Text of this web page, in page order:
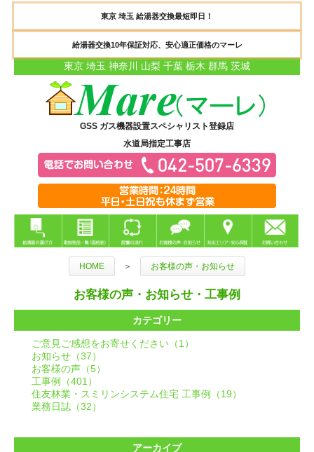
東京 埼玉 給湯器交換最短即日！
給湯器交換10年保証対応、安心適正価格のマーレ
東京 埼玉 神奈川 山梨 千葉 栃木 群馬 茨城
GSS ガス機器設置スペシャリスト登録店
水道局指定工事店
HOME ＞ お客様の声・お知らせ
お客様の声・お知らせ・工事例
カテゴリー
ご意見ご感想をお寄せください（1）
お知らせ（37）
お客様の声（5）
工事例（401）
住友林業・スミリンシステム住宅 工事例（19）
業務日誌（32）
アーカイブ